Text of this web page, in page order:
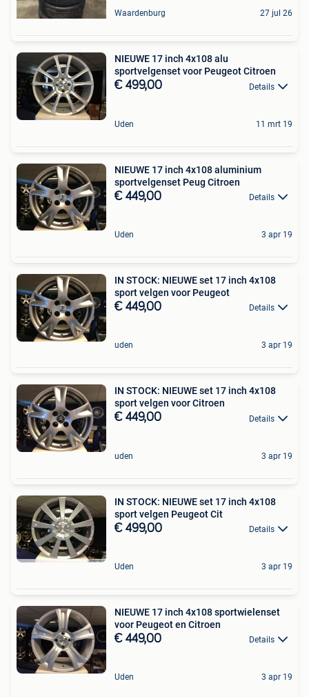
Waardenburg 27 jul 26
NIEUWE 17 inch 4x108 alu
sportvelgenset voor Peugeot Citroen
€ 499,00 Details
Uden 11 mrt 19
NIEUWE 17 inch 4x108 aluminium
sportvelgenset Peug Citroen
€ 449,00 Details
Uden 3 apr 19
IN STOCK: NIEUWE set 17 inch 4x108
sport velgen voor Peugeot
€ 449,00 Details
uden 3 apr 19
IN STOCK: NIEUWE set 17 inch 4x108
sport velgen voor Citroen
€ 449,00 Details
uden 3 apr 19
IN STOCK: NIEUWE set 17 inch 4x108
sport velgen Peugeot Cit
€ 499,00 Details
Uden 3 apr 19
NIEUWE 17 inch 4x108 sportwielenset
voor Peugeot en Citroen
€ 449,00 Details
Uden 3 apr 19